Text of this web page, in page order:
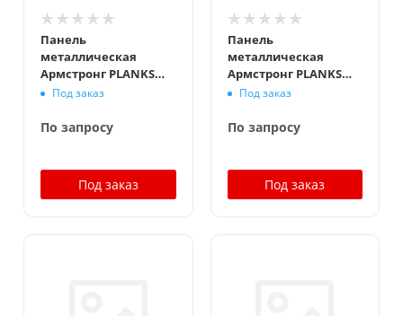
Панель
металлическая
Армстронг PLANKS
Board Plain 1500x300
Под заказ
По запросу
Под заказ
Панель
металлическая
Армстронг PLANKS
Board Plain 1500x300
перфорация Rg1504 с
Под заказ
По запросу
Под заказ